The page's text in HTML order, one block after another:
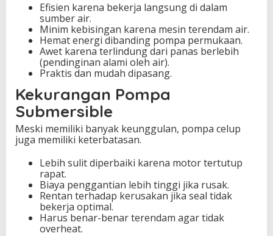
Efisien karena bekerja langsung di dalam
sumber air.
Minim kebisingan karena mesin terendam air.
Hemat energi dibanding pompa permukaan.
Awet karena terlindung dari panas berlebih
(pendinginan alami oleh air).
Praktis dan mudah dipasang.
Kekurangan Pompa
Submersible
Meski memiliki banyak keunggulan, pompa celup
juga memiliki keterbatasan.
Lebih sulit diperbaiki karena motor tertutup
rapat.
Biaya penggantian lebih tinggi jika rusak.
Rentan terhadap kerusakan jika seal tidak
bekerja optimal.
Harus benar-benar terendam agar tidak
overheat.